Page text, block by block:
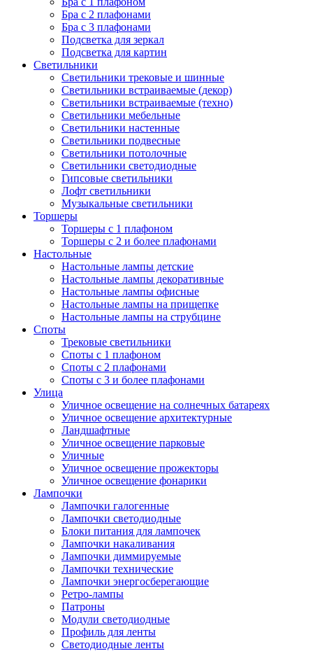
Бра с 2 плафонами
Бра с 3 плафонами
Подсветка для зеркал
Подсветка для картин
Светильники
Светильники трековые и шинные
Светильники встраиваемые (декор)
Светильники встраиваемые (техно)
Светильники мебельные
Светильники настенные
Светильники подвесные
Светильники потолочные
Светильники светодиодные
Гипсовые светильники
Лофт светильники
Музыкальные светильники
Торшеры
Торшеры с 1 плафоном
Торшеры с 2 и более плафонами
Настольные
Настольные лампы детские
Настольные лампы декоративные
Настольные лампы офисные
Настольные лампы на прищепке
Настольные лампы на струбцине
Споты
Трековые светильники
Споты с 1 плафоном
Споты с 2 плафонами
Споты с 3 и более плафонами
Улица
Уличное освещение на солнечных батареях
Уличное освещение архитектурные
Ландшафтные
Уличное освещение парковые
Уличные
Уличное освещение прожекторы
Уличное освещение фонарики
Лампочки
Лампочки галогенные
Лампочки светодиодные
Блоки питания для лампочек
Лампочки накаливания
Лампочки диммируемые
Лампочки технические
Лампочки энергосберегающие
Ретро-лампы
Патроны
Модули светодиодные
Профиль для ленты
Светодиодные ленты